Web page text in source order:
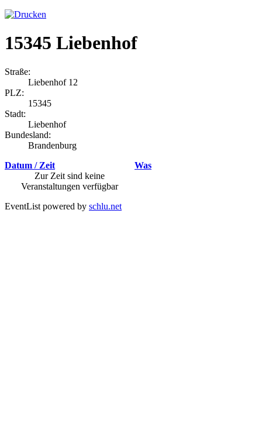
15345 Liebenhof
Straße:
Liebenhof 12
PLZ:
15345
Stadt:
Liebenhof
Bundesland:
Brandenburg
Datum / Zeit
Was
Zur Zeit sind keine
Veranstaltungen verfügbar
EventList powered by schlu.net